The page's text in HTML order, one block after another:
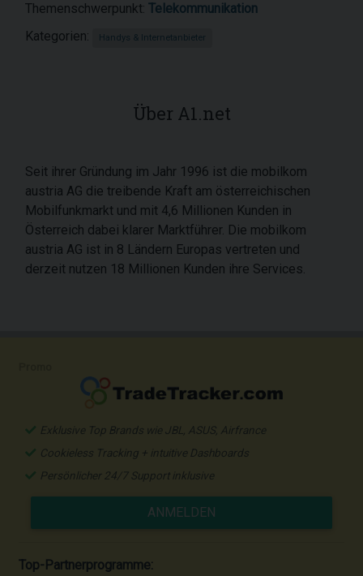
Themenschwerpunkt: Telekommunikation
Kategorien:
Handys & Internetanbieter
Über A1.net
Seit ihrer Gründung im Jahr 1996 ist die mobilkom
austria AG die treibende Kraft am österreichischen
Mobilfunkmarkt und mit 4,6 Millionen Kunden in
Österreich dabei klarer Marktführer. Die mobilkom
austria AG ist in 8 Ländern Europas vertreten und
derzeit nutzen 18 Millionen Kunden ihre Services.
Exklusive Top Brands wie JBL, ASUS, Airfrance
Cookieless Tracking + intuitive Dashboards
Persönlicher 24/7 Support inklusive
ANMELDEN
Top-Partnerprogramme: